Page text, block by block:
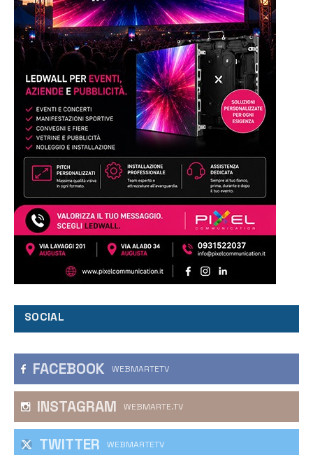
SOCIAL
FACEBOOK WEBMARTETV
INSTAGRAM WEBMARTE.TV
TWITTER WEBMARTETV